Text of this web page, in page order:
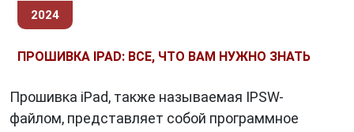
2024
ПРОШИВКА IPAD: ВСЕ, ЧТО ВАМ НУЖНО ЗНАТЬ
Прошивка iPad, также называемая IPSW-
файлом, представляет собой программное